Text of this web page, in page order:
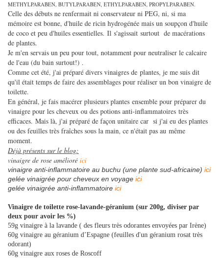
METHYLPARABEN, BUTYLPARABEN, ETHYLPARABEN, PROPYLPARABEN.
Celle des débuts ne renfermait ni conservateur ni PEG, ni, si ma
mémoire est bonne, d'huile de ricin hydrogénée mais un soupçon d'huile
de coco et peu d'huiles essentielles. Il s'agissait surtout de macérations
de plantes.
Je m'en servais un peu pour tout, notamment pour neutraliser le calcaire
de l'eau (du bain surtout!) .
Comme cet été, j'ai préparé divers vinaigres de plantes, je me suis dit
qu'il était temps de faire des assemblages pour réaliser un bon vinaigre de
toilette.
En général, je fais macérer plusieurs plantes ensemble pour préparer du
vinaigre pour les cheveux ou des potions anti-inflammatoires très
efficaces. Mais là, j'ai préparé de façon unitaire car si j'ai eu des plantes
ou des feuilles très fraîches sous la main, ce n'était pas au même
moment.
Déjà présents sur le blog:
vinaigre de rose amélioré ici
vinaigre anti-inflammatoire au buchu (une plante sud-africaine) ici
gelée vinaigrée pour cheveux en voyage ici
gelée vinaigrée anti-inflammatoire ici
Vinaigre de toilette rose-lavande-géranium (sur 200g, diviser par
deux pour avoir les %)
59g vinaigre à la lavande ( des fleurs très odorantes envoyées par Irène)
60g vinaigre au géranium d’Espagne (feuilles d'un géranium rosat très
odorant)
60g vinaigre aux roses de Roscoff